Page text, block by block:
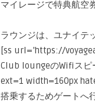
マイレージで特典航空
ラウンジは、ユナイテ
[ss url=’https://
Club loungeのWifiスピ
ext=1 width=160px
搭乗するためゲートへ